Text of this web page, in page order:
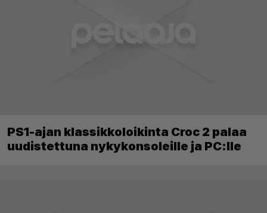
PS1-ajan klassikkoloikinta Croc 2 palaa
uudistettuna nykykonsoleille ja PC:lle